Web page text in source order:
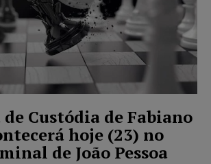
Custódia de Fabiano
hoje (23) no
de João Pessoa